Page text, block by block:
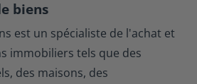
biens
est un spécialiste de l'achat et
immobiliers tels que des
des maisons, des